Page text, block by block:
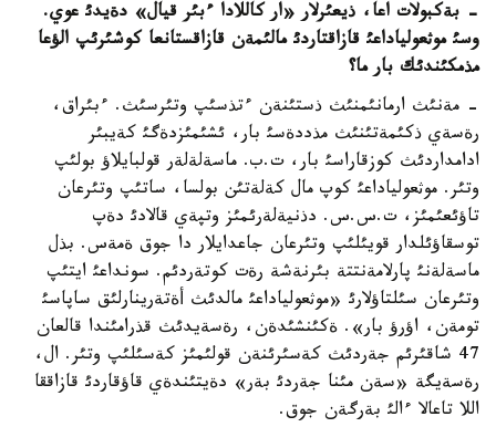
- بةكبولات اعا، ذيعئرلار «ار كاللادا ءبئر قيال» دةيدئ عوي.
وسئ موثعولياداعئ قازاقتاردئ مالئمةن قازاقستانعا كوشئرئپ الؤعا
مذمكئندئك بار ما؟
- مةنئث ارمانئمنئث ذستئنةن ءتذسئپ وتئرسئث. ءبئراق،
رةسةي ذكئمةتئنئث مذددةسئ بار، ئشئمئزدةگئ كةيبئر
ادامداردئث كوزقاراسئ بار، ت.ب. ماسةلةلةر قولبايلاؤ بولئپ
وتئر. موثعولياداعئ كوپ مال كةلةتئن بولسا، ساتئپ وتئرعان
تاؤئعئمئز، ت.س.س. دذنيةلةرئمئز وتپةي قالادئ دةپ
توسقاؤئلدار قويئلئپ وتئرعان جاعدايلار دا جوق ةمةس. بذل
ماسةلةنئ پارلامةنتتة بئرنةشة رةت كوتةردئم. سونداعئ ايتئپ
وتئرعان سئلتاؤلارئ «موثعولياداعئ مالدئث أةتةرينارلئق ساپاسئ
تومةن، اؤرؤ بار». ةكئنشئدةن، رةسةيدئث قذرامئندا قالعان
47 شاقئرئم جةردئث كةسئرئنةن قولئمئز كةسئلئپ وتئر. ال،
رةسةيگة «سةن مئنا جةردئ بةر» دةيتئندةي قاؤقاردئ قازاققا
اللا تاعالا ءالئ بةرگةن جوق.